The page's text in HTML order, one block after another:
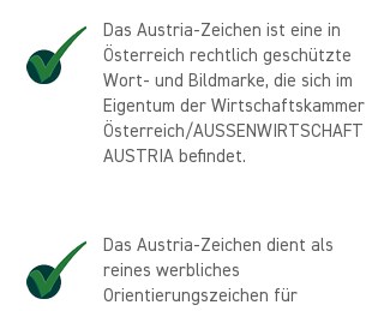
Das Austria-Zeichen ist eine in
Österreich rechtlich geschützte
Wort- und Bildmarke, die sich im
Eigentum der Wirtschaftskammer
Österreich/AUSSENWIRTSCHAFT
AUSTRIA befindet.
Das Austria-Zeichen dient als
reines werbliches
Orientierungszeichen für